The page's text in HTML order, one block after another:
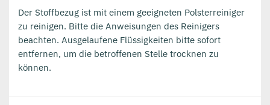
Der Stoffbezug ist mit einem geeigneten Polsterreiniger
zu reinigen. Bitte die Anweisungen des Reinigers
beachten. Ausgelaufene Flüssigkeiten bitte sofort
entfernen, um die betroffenen Stelle trocknen zu
können.